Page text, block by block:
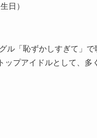
日）
ル「恥ずかしすぎて」
プアイドルとして、多